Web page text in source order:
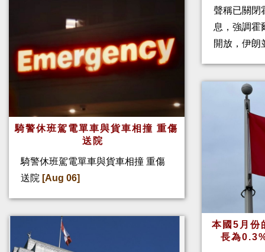
騎警休班駕電單車與貨車相撞 重傷
送院
騎警休班駕電單車與貨車相撞 重傷
送院 [Aug 06]
聲稱已關閉
息，強調霍
開放，伊
本國5月份
長為